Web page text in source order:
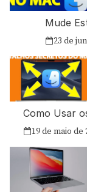
Mude
23 de
Como Usar
19 de maio de